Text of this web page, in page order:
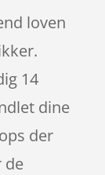
loven
14
dine
der
de